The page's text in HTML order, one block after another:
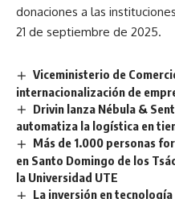
donaciones a las
21 de septiembre de 2025.
Viceministerio de
internacionalización de
Drivin lanza Nébula &
automatiza la logística en
Más de 1.000 personas
en Santo Domingo de los
la Universidad UTE
La inversión en